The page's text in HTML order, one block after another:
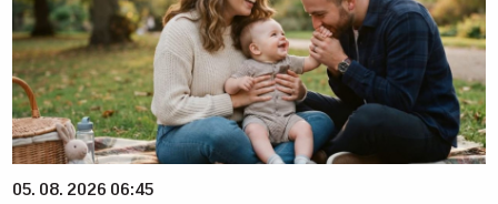
05. 08. 2026 06:45